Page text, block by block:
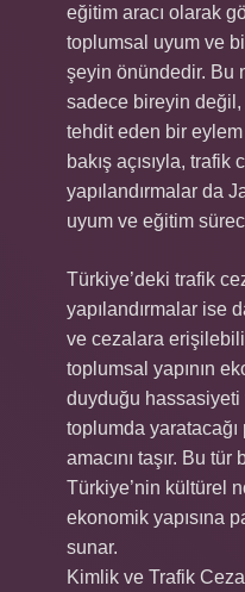
eğitim aracı olarak
toplumsal uyum ve
şeyin önündedir. Bu
sadece bireyin
tehdit eden bir
bakış açısıyla, trafik
yapılandırmalar da
uyum ve eğitim
Türkiye’deki trafik
yapılandırmalar ise
ve cezalara
toplumsal yapının
duyduğu hassasiyeti
toplumda
amacını taşır. Bu tür
Türkiye’nin kültürel
ekonomik yapısına
sunar.
Kimlik ve Trafik